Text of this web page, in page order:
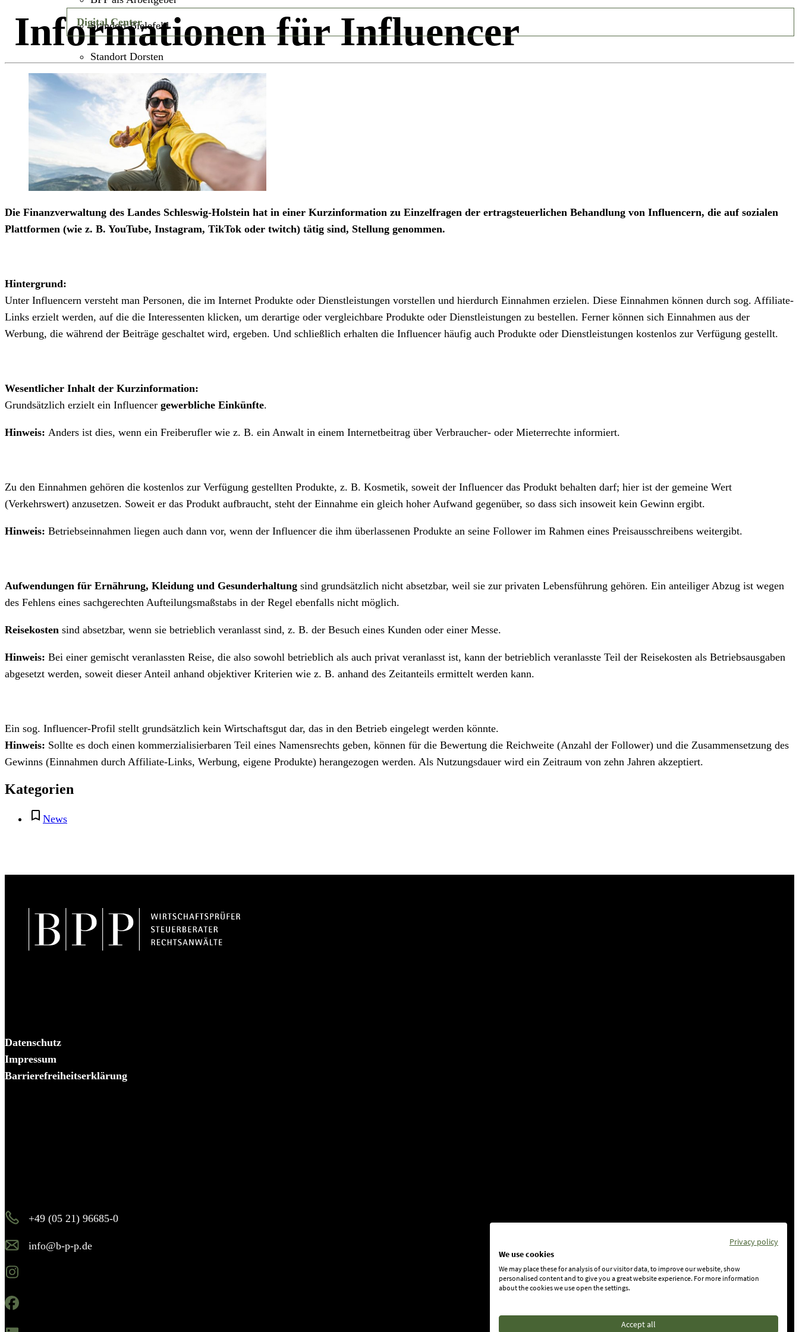
Standort Bielefeld
Standort Dorsten
Digital Center
Informationen für Influencer
Die Finanzverwaltung des Landes Schleswig-Holstein hat in einer Kurzinformation zu Einzelfragen der ertragsteuerlichen Behandlung von Influencern, die auf sozialen
Plattformen (wie z. B. YouTube, Instagram, TikTok oder twitch) tätig sind, Stellung genommen.
Hintergrund:
Unter Influencern versteht man Personen, die im Internet Produkte oder Dienstleistungen vorstellen und hierdurch Einnahmen erzielen. Diese Einnahmen können durch sog. Affiliate-
Links erzielt werden, auf die die Interessenten klicken, um derartige oder vergleichbare Produkte oder Dienstleistungen zu bestellen. Ferner können sich Einnahmen aus der
Werbung, die während der Beiträge geschaltet wird, ergeben. Und schließlich erhalten die Influencer häufig auch Produkte oder Dienstleistungen kostenlos zur Verfügung gestellt.
Wesentlicher Inhalt der Kurzinformation:
Grundsätzlich erzielt ein Influencer gewerbliche Einkünfte.
Hinweis: Anders ist dies, wenn ein Freiberufler wie z. B. ein Anwalt in einem Internetbeitrag über Verbraucher- oder Mieterrechte informiert.
Zu den Einnahmen gehören die kostenlos zur Verfügung gestellten Produkte, z. B. Kosmetik, soweit der Influencer das Produkt behalten darf; hier ist der gemeine Wert
(Verkehrswert) anzusetzen. Soweit er das Produkt aufbraucht, steht der Einnahme ein gleich hoher Aufwand gegenüber, so dass sich insoweit kein Gewinn ergibt.
Hinweis: Betriebseinnahmen liegen auch dann vor, wenn der Influencer die ihm überlassenen Produkte an seine Follower im Rahmen eines Preisausschreibens weitergibt.
Aufwendungen für Ernährung, Kleidung und Gesunderhaltung sind grundsätzlich nicht absetzbar, weil sie zur privaten Lebensführung gehören. Ein anteiliger Abzug ist wegen
des Fehlens eines sachgerechten Aufteilungsmaßstabs in der Regel ebenfalls nicht möglich.
Reisekosten sind absetzbar, wenn sie betrieblich veranlasst sind, z. B. der Besuch eines Kunden oder einer Messe.
Hinweis: Bei einer gemischt veranlassten Reise, die also sowohl betrieblich als auch privat veranlasst ist, kann der betrieblich veranlasste Teil der Reisekosten als Betriebsausgaben
abgesetzt werden, soweit dieser Anteil anhand objektiver Kriterien wie z. B. anhand des Zeitanteils ermittelt werden kann.
Ein sog. Influencer-Profil stellt grundsätzlich kein Wirtschaftsgut dar, das in den Betrieb eingelegt werden könnte.
Hinweis: Sollte es doch einen kommerzialisierbaren Teil eines Namensrechts geben, können für die Bewertung die Reichweite (Anzahl der Follower) und die Zusammensetzung des
Gewinns (Einnahmen durch Affiliate-Links, Werbung, eigene Produkte) herangezogen werden. Als Nutzungsdauer wird ein Zeitraum von zehn Jahren akzeptiert.
Kategorien
News
Datenschutz
Impressum
Barrierefreiheitserklärung
+49 (05 21) 96685-0
info@b-p-p.de
Privacy policy
We use cookies
We may place these for analysis of our visitor data, to improve our website, show
personalised content and to give you a great website experience. For more information
about the cookies we use open the settings.
Accept all